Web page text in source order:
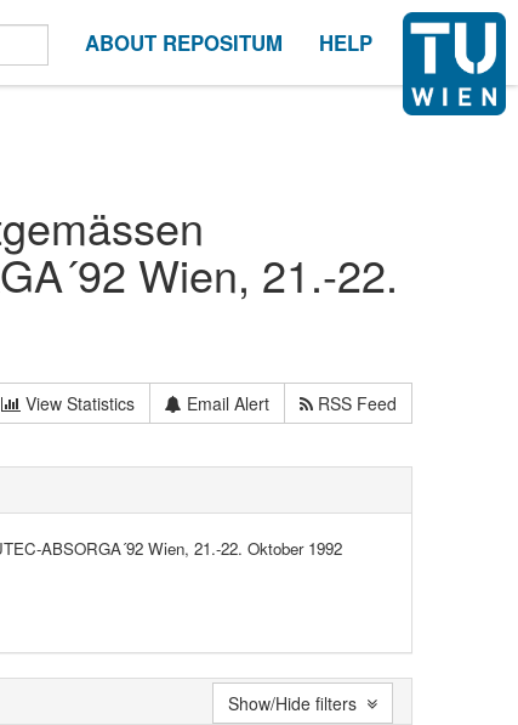
ABOUT REPOSITUM HELP
Wien, 21.-22.
View Statistics Email Alert
RSS Feed
ABSORGA´92 Wien, 21.-22. Oktober 1992